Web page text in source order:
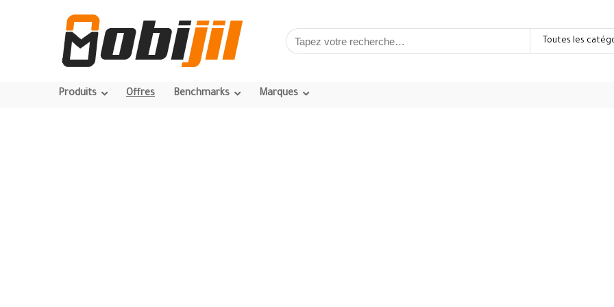
Toutes les
Produits Offres Benchmarks Marques